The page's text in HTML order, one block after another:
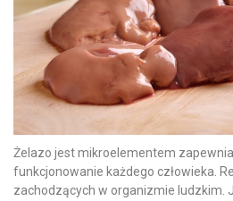
Żelazo jest mikroelementem
funkcjonowanie każdego człowieka.
zachodzących w organizmie ludzkim.